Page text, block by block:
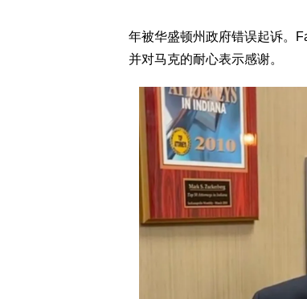
年被华盛顿州政府错误起诉。
并对马克的耐心表示感谢。